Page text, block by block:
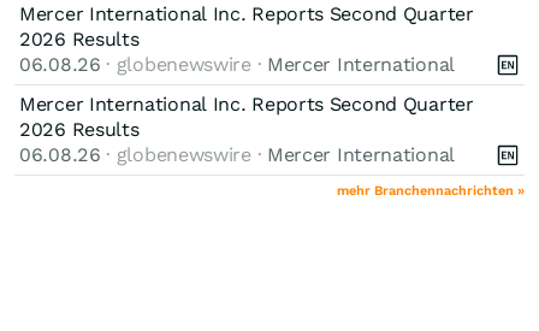
Mercer International Inc. Reports Second Quarter
2026 Results
06.08.26 · globenewswire · Mercer International
Mercer International Inc. Reports Second Quarter
2026 Results
06.08.26 · globenewswire · Mercer International
mehr Branchennachrichten »